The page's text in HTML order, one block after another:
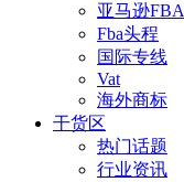
亚马逊FBA
Fba头程
国际专线
Vat
海外商标
干货区
热门话题
行业资讯